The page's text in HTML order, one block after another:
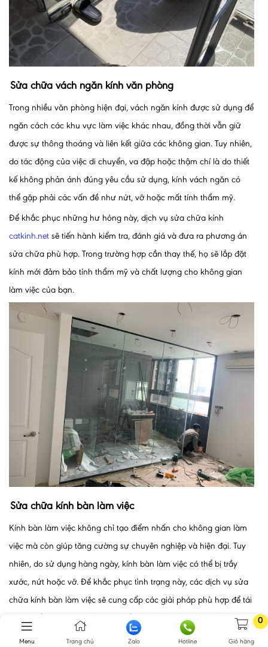
Sửa chữa vách ngăn kính văn phòng
Trong nhiều văn phòng hiện đại, vách ngăn kính được sử dụng để
ngăn cách các khu vực làm việc khác nhau, đồng thời vẫn giữ
được sự thông thoáng và liên kết giữa các không gian. Tuy nhiên,
do tác động của việc di chuyển, va đập hoặc thậm chí là do thiết
kế không phản ánh đúng yêu cầu sử dụng, kính vách ngăn có
thể gặp phải các vấn đề như nứt, vỡ hoặc mất tính thẩm mỹ.
Để khắc phục những hư hỏng này, dịch vụ sửa chữa kính
catkinh.net sẽ tiến hành kiểm tra, đánh giá và đưa ra phương án
sửa chữa phù hợp. Trong trường hợp cần thay thế, họ sẽ lắp đặt
kính mới đảm bảo tính thẩm mỹ và chất lượng cho không gian
làm việc của bạn.
Sửa chữa kính bàn làm việc
Kính bàn làm việc không chỉ tạo điểm nhấn cho không gian làm
việc mà còn giúp tăng cường sự chuyên nghiệp và hiện đại. Tuy
nhiên, do sử dụng hàng ngày, kính bàn làm việc có thể bị trầy
xước, nứt hoặc vỡ. Để khắc phục tình trạng này, các dịch vụ sửa
chữa kính bàn làm việc sẽ cung cấp các giải pháp phù hợp để tái
tạo lại bề mặt kính hoặc thay thế kính mới.
Việc sửa chữa kính văn phòng không chỉ đảm bảo tính thẩm mỹ
Menu Trang chủ Zalo Hotline
0
Giỏ hàng